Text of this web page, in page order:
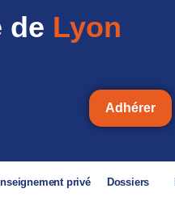
de Lyon
Adhérer
privé Dossiers